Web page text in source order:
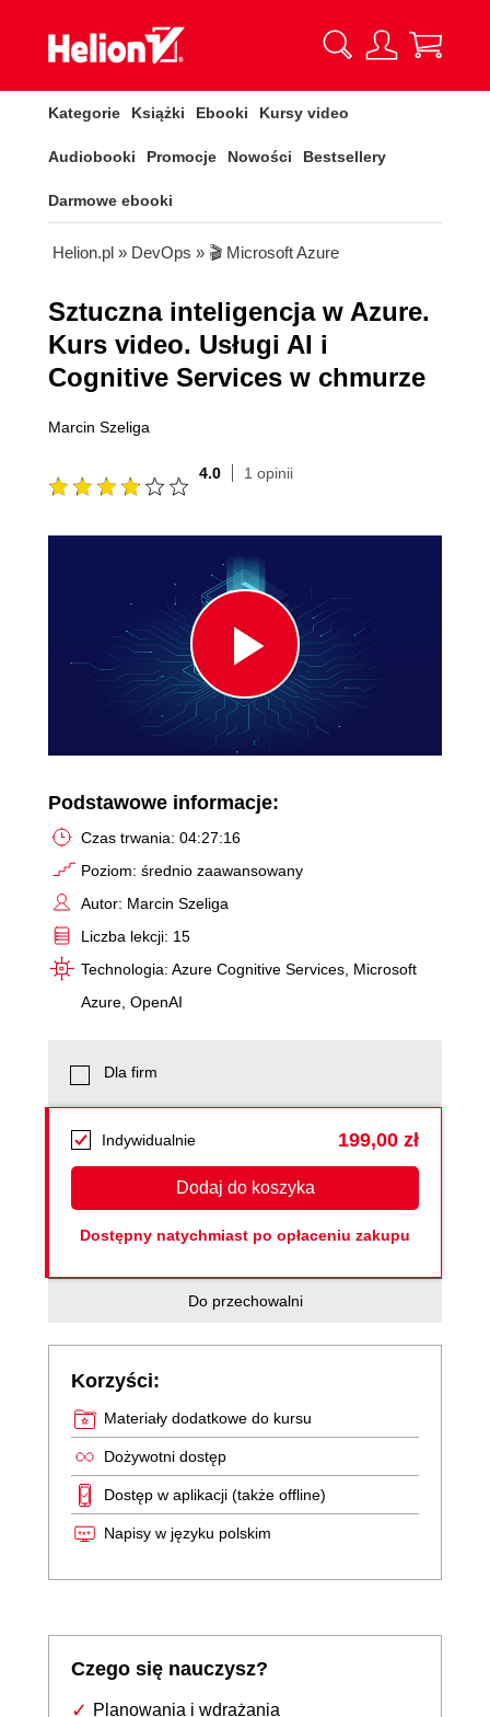
Kategorie Książki Ebooki Kursy video
Audiobooki Promocje Nowości Bestsellery
Darmowe ebooki
Helion.pl » DevOps » 🎬 Microsoft Azure
Sztuczna inteligencja w Azure.
Kurs video. Usługi AI i
Cognitive Services w chmurze
Marcin Szeliga
4.0 1 opinii
Play
Video
Podstawowe informacje:
Czas trwania: 04:27:16
Poziom: średnio zaawansowany
Autor: Marcin Szeliga
Liczba lekcji: 15
Technologia: Azure Cognitive Services, Microsoft
Azure, OpenAI
Dla firm
Indywidualnie 199,00 zł
Dodaj do koszyka
Dostępny natychmiast po opłaceniu zakupu
Do przechowalni
Korzyści:
Materiały dodatkowe do kursu
Dożywotni dostęp
Dostęp w aplikacji (także offline)
Napisy w języku polskim
Czego się nauczysz?
Planowania i wdrażania